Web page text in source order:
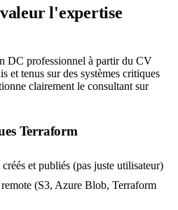
l'expertise
DC professionnel à partir du CV
et tenus sur des systèmes critiques
clairement le consultant sur
Terraform
et publiés (pas juste utilisateur)
(S3, Azure Blob, Terraform